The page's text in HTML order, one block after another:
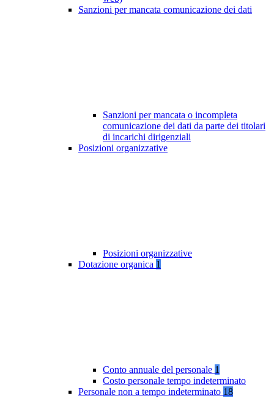
Sanzioni per mancata comunicazione dei dati
Sanzioni per mancata o incompleta
comunicazione dei dati da parte dei titolari
di incarichi dirigenziali
Posizioni organizzative
Posizioni organizzative
Dotazione organica 1
Conto annuale del personale 1
Costo personale tempo indeterminato
Personale non a tempo indeterminato 18